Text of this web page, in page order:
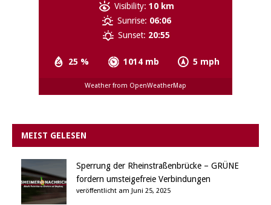
25 % 1014 mb 5 mph
Visibility: 10 km
Sunrise: 06:06
Sunset: 20:55
Weather from OpenWeatherMap
MEIST GELESEN
Sperrung der Rheinstraßenbrücke – GRÜNE
fordern umsteigefreie Verbindungen
veröffentlicht am Juni 25, 2025